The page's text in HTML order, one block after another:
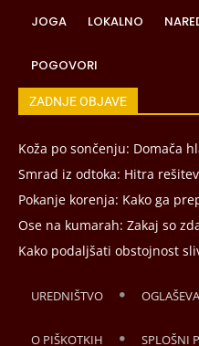
JOGA LOKALNO
POGOVORI
ZADNJE OBJAVE
Koža po sončenju: Domača
Smrad iz odtoka: Hitra
Pokanje korenja: Kako ga
Ose na kumarah: Zakaj so
Kako podaljšati obstojnost
UREDNIŠTVO
O PIŠKOTKIH SPLOŠNI